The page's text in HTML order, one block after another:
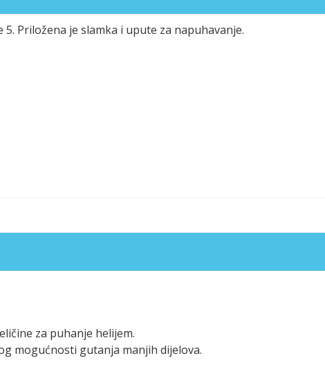
Priložena je slamka i upute za napuhavanje.
za puhanje helijem.
mogućnosti gutanja manjih dijelova.